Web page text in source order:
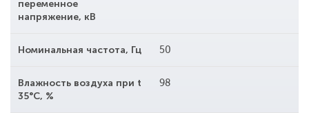
переменное
напряжение, кВ
Номинальная частота, Гц 50
Влажность воздуха при t
35°С, %
98